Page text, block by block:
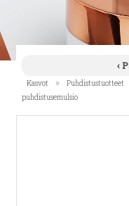
‹
Kasvot » Puhdistustuotteet
puhdistusemulsio